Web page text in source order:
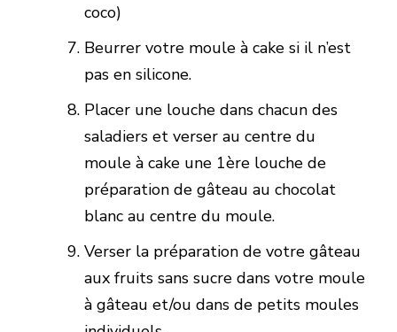
coco)
Beurrer votre moule à cake si il n’est
pas en silicone.
Placer une louche dans chacun des
saladiers et verser au centre du
moule à cake une 1ère louche de
préparation de gâteau au chocolat
blanc au centre du moule.
Verser la préparation de votre gâteau
aux fruits sans sucre dans votre moule
à gâteau et/ou dans de petits moules